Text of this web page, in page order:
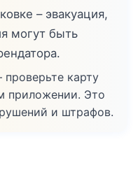
– эвакуация,
могут быть
карту
приложении. Это
и штрафов.